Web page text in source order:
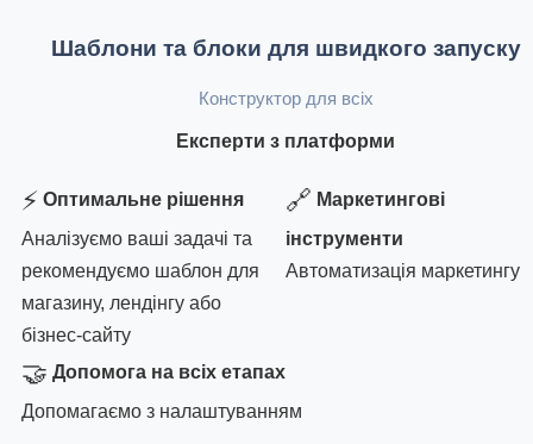
Шаблони та блоки для швидкого запуску
Конструктор для всіх
Експерти з платформи
⚡ Оптимальне рішення
Аналізуємо ваші задачі та
рекомендуємо шаблон для
магазину, лендінгу або
бізнес-сайту
🔗 Маркетингові
інструменти
Автоматизація маркетингу
🤝 Допомога на всіх етапах
Допомагаємо з налаштуванням